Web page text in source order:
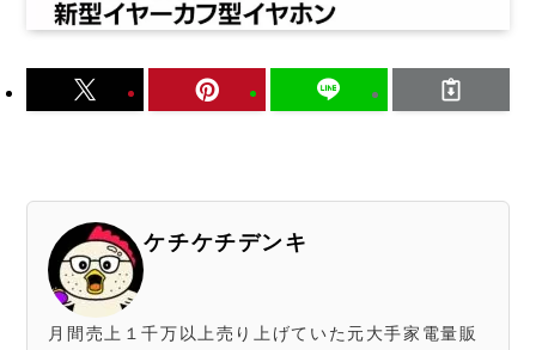
ケチケチデンキ
月間売上１千万以上売り上げていた元大手家電量販